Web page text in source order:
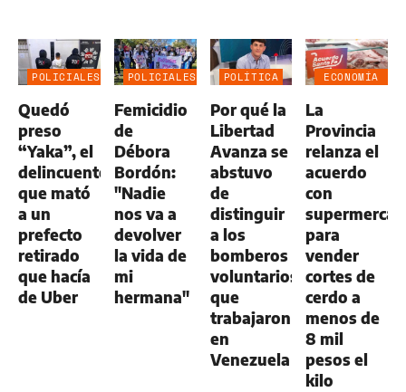
POLICIALES
Quedó
preso
“Yaka”, el
delincuente
que mató
a un
prefecto
retirado
que hacía
de Uber
POLICIALES
Femicidio
de
Débora
Bordón:
"Nadie
nos va a
devolver
la vida de
mi
hermana"
POLÍTICA
Por qué la
Libertad
Avanza se
abstuvo
de
distinguir
a los
bomberos
voluntarios
que
trabajaron
en
Venezuela
ECONOMÍA
La
Provincia
relanza el
acuerdo
con
para
vender
cortes de
cerdo a
menos de
8 mil
pesos el
kilo